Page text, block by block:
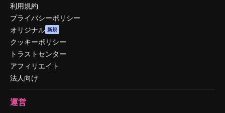
利用規約
プライバシーポリシー
オリジナル 新規
クッキーポリシー
トラストセンター
アフィリエイト
法人向け
運営